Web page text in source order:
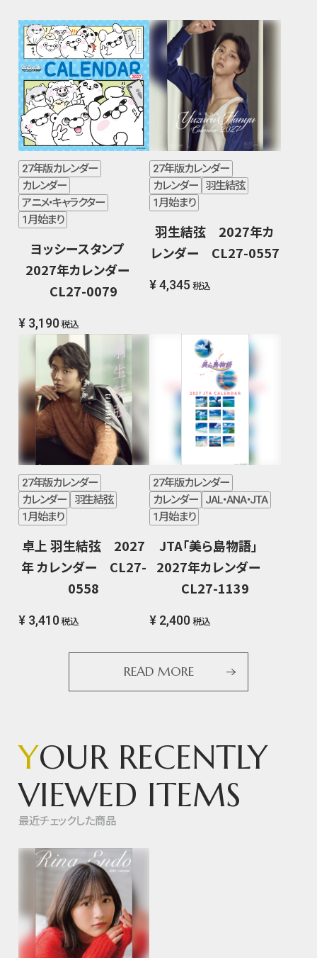
27年版カレンダー
カレンダー
アニメ・キャラクター
1月始まり
ヨッシースタンプ
2027年カレンダー
CL27-0079
¥ 3,190 税込
27年版カレンダー
カレンダー
羽生結弦
1月始まり
羽生結弦 2027年カ
レンダー CL27-0557
¥ 4,345 税込
27年版カレンダー
カレンダー
羽生結弦
1月始まり
卓上 羽生結弦 2027
年 カレンダー CL27-
0558
¥ 3,410 税込
27年版カレンダー
カレンダー
JAL・ANA・JTA
1月始まり
JTA「美ら島物語」
2027年カレンダー
CL27-1139
¥ 2,400 税込
READ MORE
YOUR RECENTLY
VIEWED ITEMS
最近チェックした商品